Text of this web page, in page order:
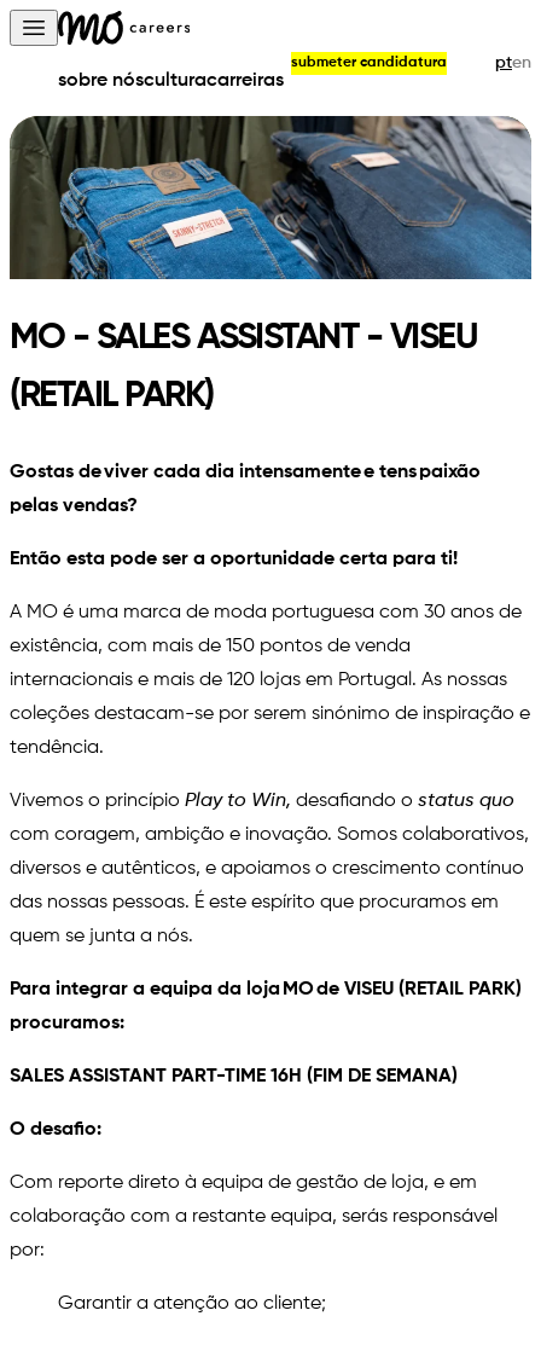
Skip to content
Open main menu
sobre nósculturacarreiras
submeter candidatura pten
MO - SALES ASSISTANT - VISEU
(RETAIL PARK)
Gostas de viver cada dia intensamente e tens paixão
pelas vendas?
Então esta pode ser a oportunidade certa para ti!
A MO é uma marca de moda portuguesa com 30 anos de
existência, com mais de 150 pontos de venda
internacionais e mais de 120 lojas em Portugal. As nossas
coleções destacam-se por serem sinónimo de inspiração e
tendência.
Vivemos o princípio Play to Win, desafiando o status quo
com coragem, ambição e inovação. Somos colaborativos,
diversos e autênticos, e apoiamos o crescimento contínuo
das nossas pessoas. É este espírito que procuramos em
quem se junta a nós.
Para integrar a equipa da loja MO de VISEU (RETAIL PARK)
procuramos:
SALES ASSISTANT PART-TIME 16H (FIM DE SEMANA)
O desafio:
Com reporte direto à equipa de gestão de loja, e em
colaboração com a restante equipa, serás responsável
por:
Garantir a atenção ao cliente;